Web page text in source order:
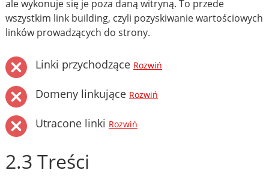
ale wykonuje się je poza daną witryną. To przede
wszystkim link building, czyli pozyskiwanie wartościowych
linków prowadzących do strony.
Linki przychodzące Rozwiń
Domeny linkujące Rozwiń
Utracone linki Rozwiń
2.3 Treści